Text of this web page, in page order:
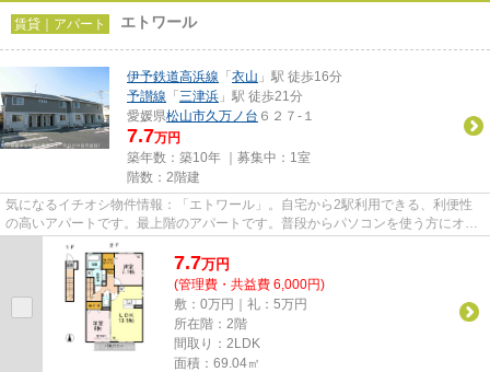
賃貸｜アパート エトワール
伊予鉄道高浜線 「 衣山 」駅 徒歩16分
予讃線 「 三津浜 」駅 徒歩21分
愛媛県松山市久万ノ台 ６２７-１
7.7万円
築年数：築10年 ｜募集中： 1室
階数：2階建
気になるイチオシ物件情報：「エトワール」。自宅から2駅利用できる、利便性
の高いアパートです。最上階のアパートです。普段からパソコンを使う方にオス
スメ物件、ネット回線導入済み...
7.7万円
(管理費・共益費 6,000円)
敷：0万円｜礼：5万円
所在階：2階
間取り：2LDK
面積：69.04㎡